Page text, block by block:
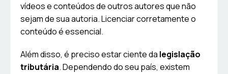
vídeos e conteúdos de outros autores que não
sejam de sua autoria. Licenciar corretamente o
conteúdo é essencial.
Além disso, é preciso estar ciente da legislação
tributária. Dependendo do seu país, existem